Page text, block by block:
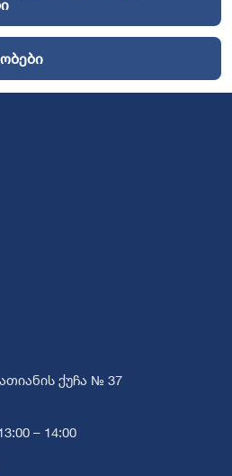
ქუჩა № 37
– 14:00